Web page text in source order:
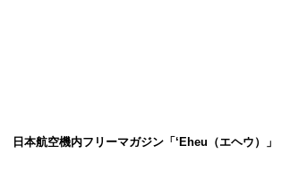
日本航空機内フリーマガジン「‘Eheu（エヘウ）」